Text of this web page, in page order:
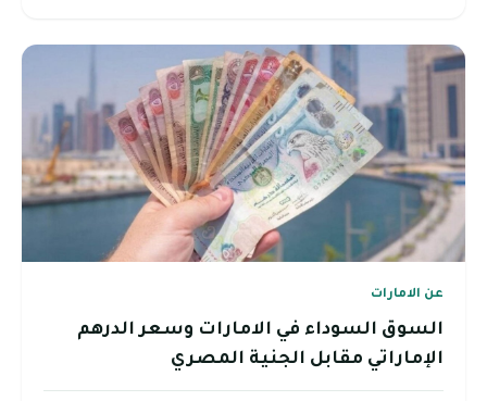
عن الامارات
السوق السوداء في الامارات وسعر الدرهم
الإماراتي مقابل الجنية المصري